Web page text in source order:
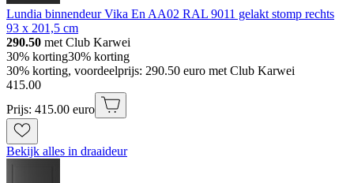
Lundia binnendeur Vika En AA02 RAL 9011 gelakt stomp rechts
93 x 201,5 cm
290.50 met Club Karwei
30% korting30% korting
30% korting, voordeelprijs: 290.50 euro met Club Karwei
415.00
Prijs: 415.00 euro
Bekijk alles in draaideur